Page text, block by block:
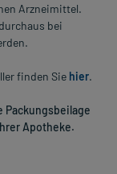
Arzneimittel.
bei
finden Sie hier.
Packungsbeilage
Apotheke.